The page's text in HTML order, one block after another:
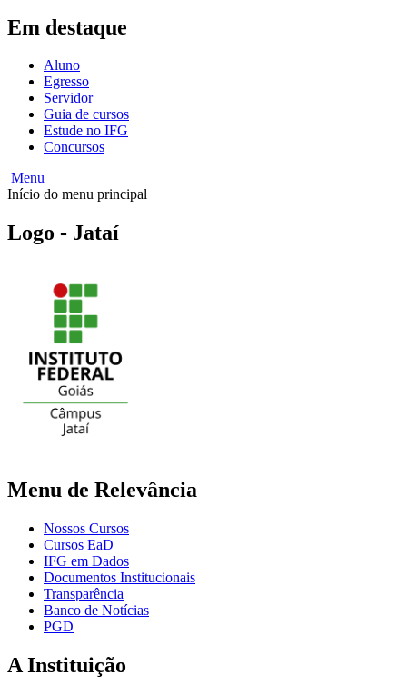
Em destaque
Aluno
Egresso
Servidor
Guia de cursos
Estude no IFG
Concursos
Menu
Início do menu principal
Logo - Jataí
Menu de Relevância
Nossos Cursos
Cursos EaD
IFG em Dados
Documentos Institucionais
Transparência
Banco de Notícias
PGD
A Instituição